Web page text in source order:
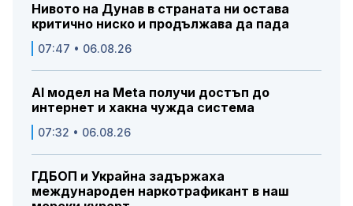
Нивото на Дунав в страната ни остава
критично ниско и продължава да пада
07:47 • 06.08.26
AI модел на Meta получи достъп до
интернет и хакна чужда система
07:32 • 06.08.26
ГДБОП и Украйна задържаха
международен наркотрафикант в наш